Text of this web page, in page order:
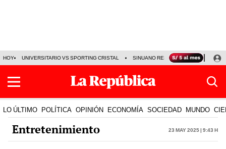
HOY UNIVERSITARIO VS SPORTING CRISTAL SINUANO RESULTADOS HOY
LO ÚLTIMO POLÍTICA OPINIÓN ECONOMÍA SOCIEDAD MUNDO
Entretenimiento 23 May 2025 | 9:43 h